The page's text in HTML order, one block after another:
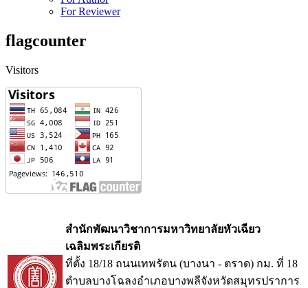
For Reviewer
flagcounter
Visitors
สำนักพัฒนาวิชาการมหาวิทยาลัยหัวเฉียว
เฉลิมพระเกียรติ
ที่ตั้ง 18/18 ถนนเทพรัตน (บางนา - ตราด) กม. ที่ 18
ตำบลบางโฉลงอำเภอบางพลีจังหวัดสมุทรปราการ